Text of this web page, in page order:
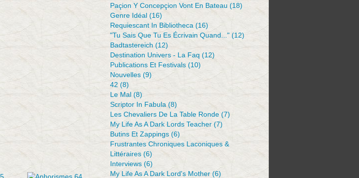
Paçion Y Concepçion Vont En Bateau (18)
Genre Idéal (16)
Requiescant In Bibliotheca (16)
"tu Sais Que Tu Es Écrivain Quand..." (12)
Badtastereich (12)
Destination Univers - La Faq (12)
Publications Et Festivals (10)
Nouvelles (9)
42 (8)
Le Mal (8)
Scriptor In Fabula (8)
Les Chevaliers De La Table Ronde (7)
My Life As A Dark Lords Teacher (7)
Butins Et Zappings (6)
Frustrantes Chroniques Laconiques &
Littéraires (6)
Interviews (6)
My Life As A Dark Lord's Mother (6)